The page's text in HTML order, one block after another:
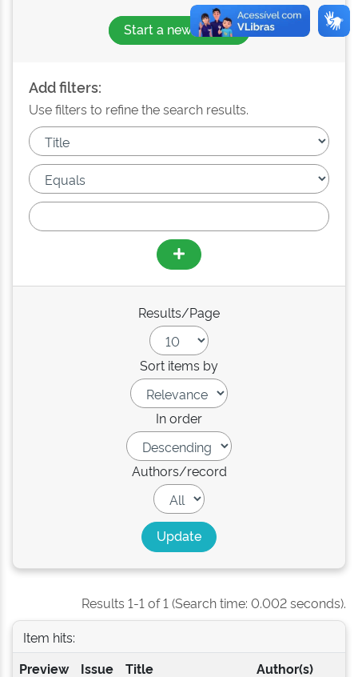
Start a new search
Add filters:
Use filters to refine the search results.
Results/Page
Sort items by
In order
Authors/record
Results 1-1 of 1 (Search time: 0.002 seconds).
Item hits:
Preview
Issue
Title Author(s)